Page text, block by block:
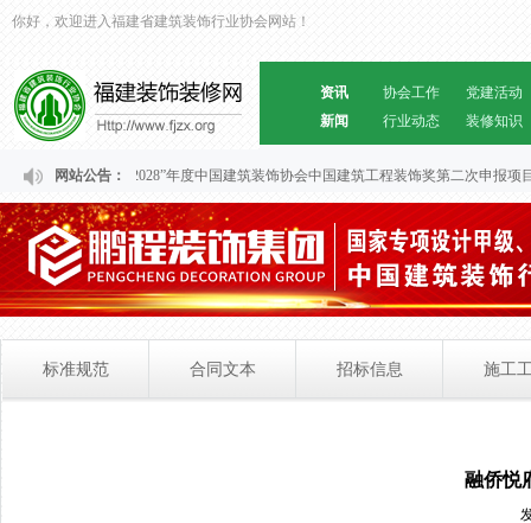
你好，欢迎进入福建省建筑装饰行业协会网站！
资讯
新闻
协会工作
党建活动
行业动态
装修知识
网站公告：
福建省“2024～2028”年度中国建筑装饰协会中国建筑工程装饰奖第二次申报项目初
标准规范 合同文本 招标信息 施工
融侨悦